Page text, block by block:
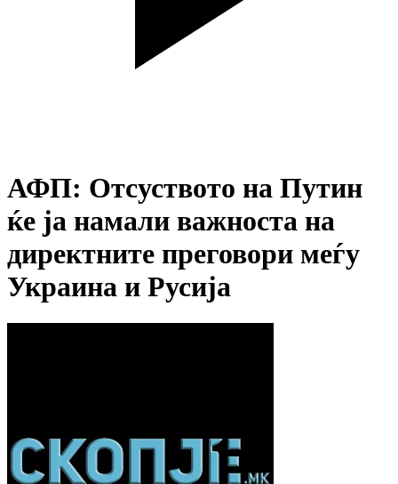
АФП: ​​Отсуството на Путин
ќе ја намали важноста на
директните преговори меѓу
Украина и Русија